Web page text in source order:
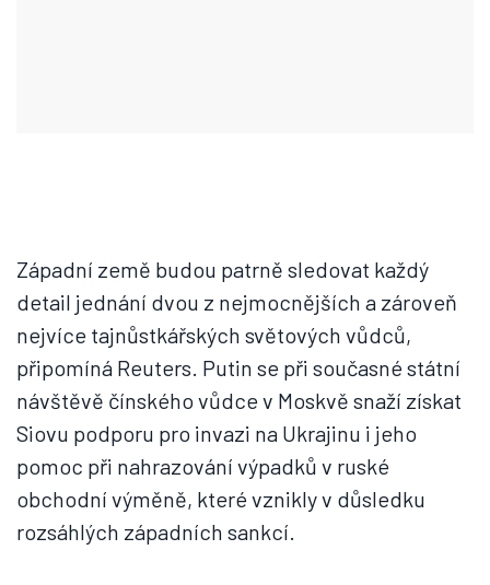
Západní země budou patrně sledovat každý
detail jednání dvou z nejmocnějších a zároveň
nejvíce tajnůstkářských světových vůdců,
připomíná Reuters. Putin se při současné státní
návštěvě čínského vůdce v Moskvě snaží získat
Siovu podporu pro invazi na Ukrajinu i jeho
pomoc při nahrazování výpadků v ruské
obchodní výměně, které vznikly v důsledku
rozsáhlých západních sankcí.